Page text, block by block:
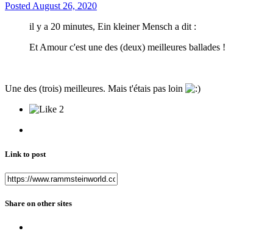
PostedAugust 26, 2020
il y a 20 minutes, Ein kleiner Mensch a dit :
Et Amour c'est une des (deux) meilleures ballades !
Une des (trois) meilleures. Mais t'étais pas loin
2
Link to post
Share on other sites